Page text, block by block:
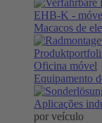
EHB-K -
Macacos de
Oficina móvel
Equipamento
Aplicações
por veículo